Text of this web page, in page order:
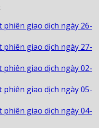
phiên giao dịch ngày 26-
phiên giao dịch ngày 27-
phiên giao dịch ngày 02-
phiên giao dịch ngày 05-
phiên giao dịch ngày 04-